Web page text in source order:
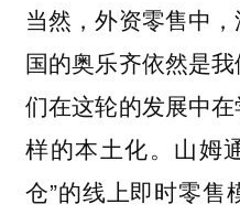
当然，外资零售中
国的奥乐齐依然是
们在这轮的发展中
样的本土化。山姆
仓”的线上即时零售